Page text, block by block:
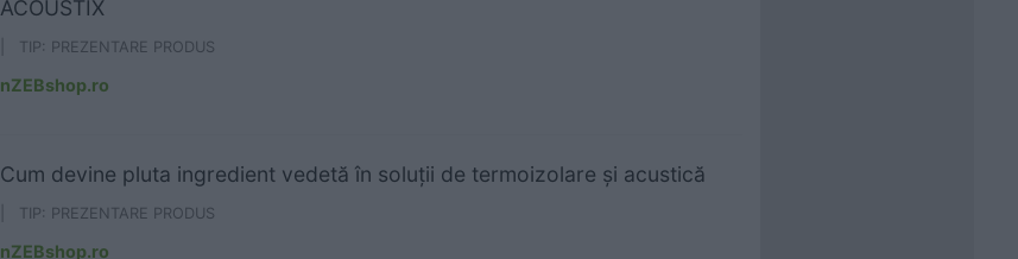
ACOUSTIX
| TIP: PREZENTARE PRODUS
nZEBshop.ro
Cum devine pluta ingredient vedetă în soluții de termoizolare şi acustică
| TIP: PREZENTARE PRODUS
nZEBshop.ro